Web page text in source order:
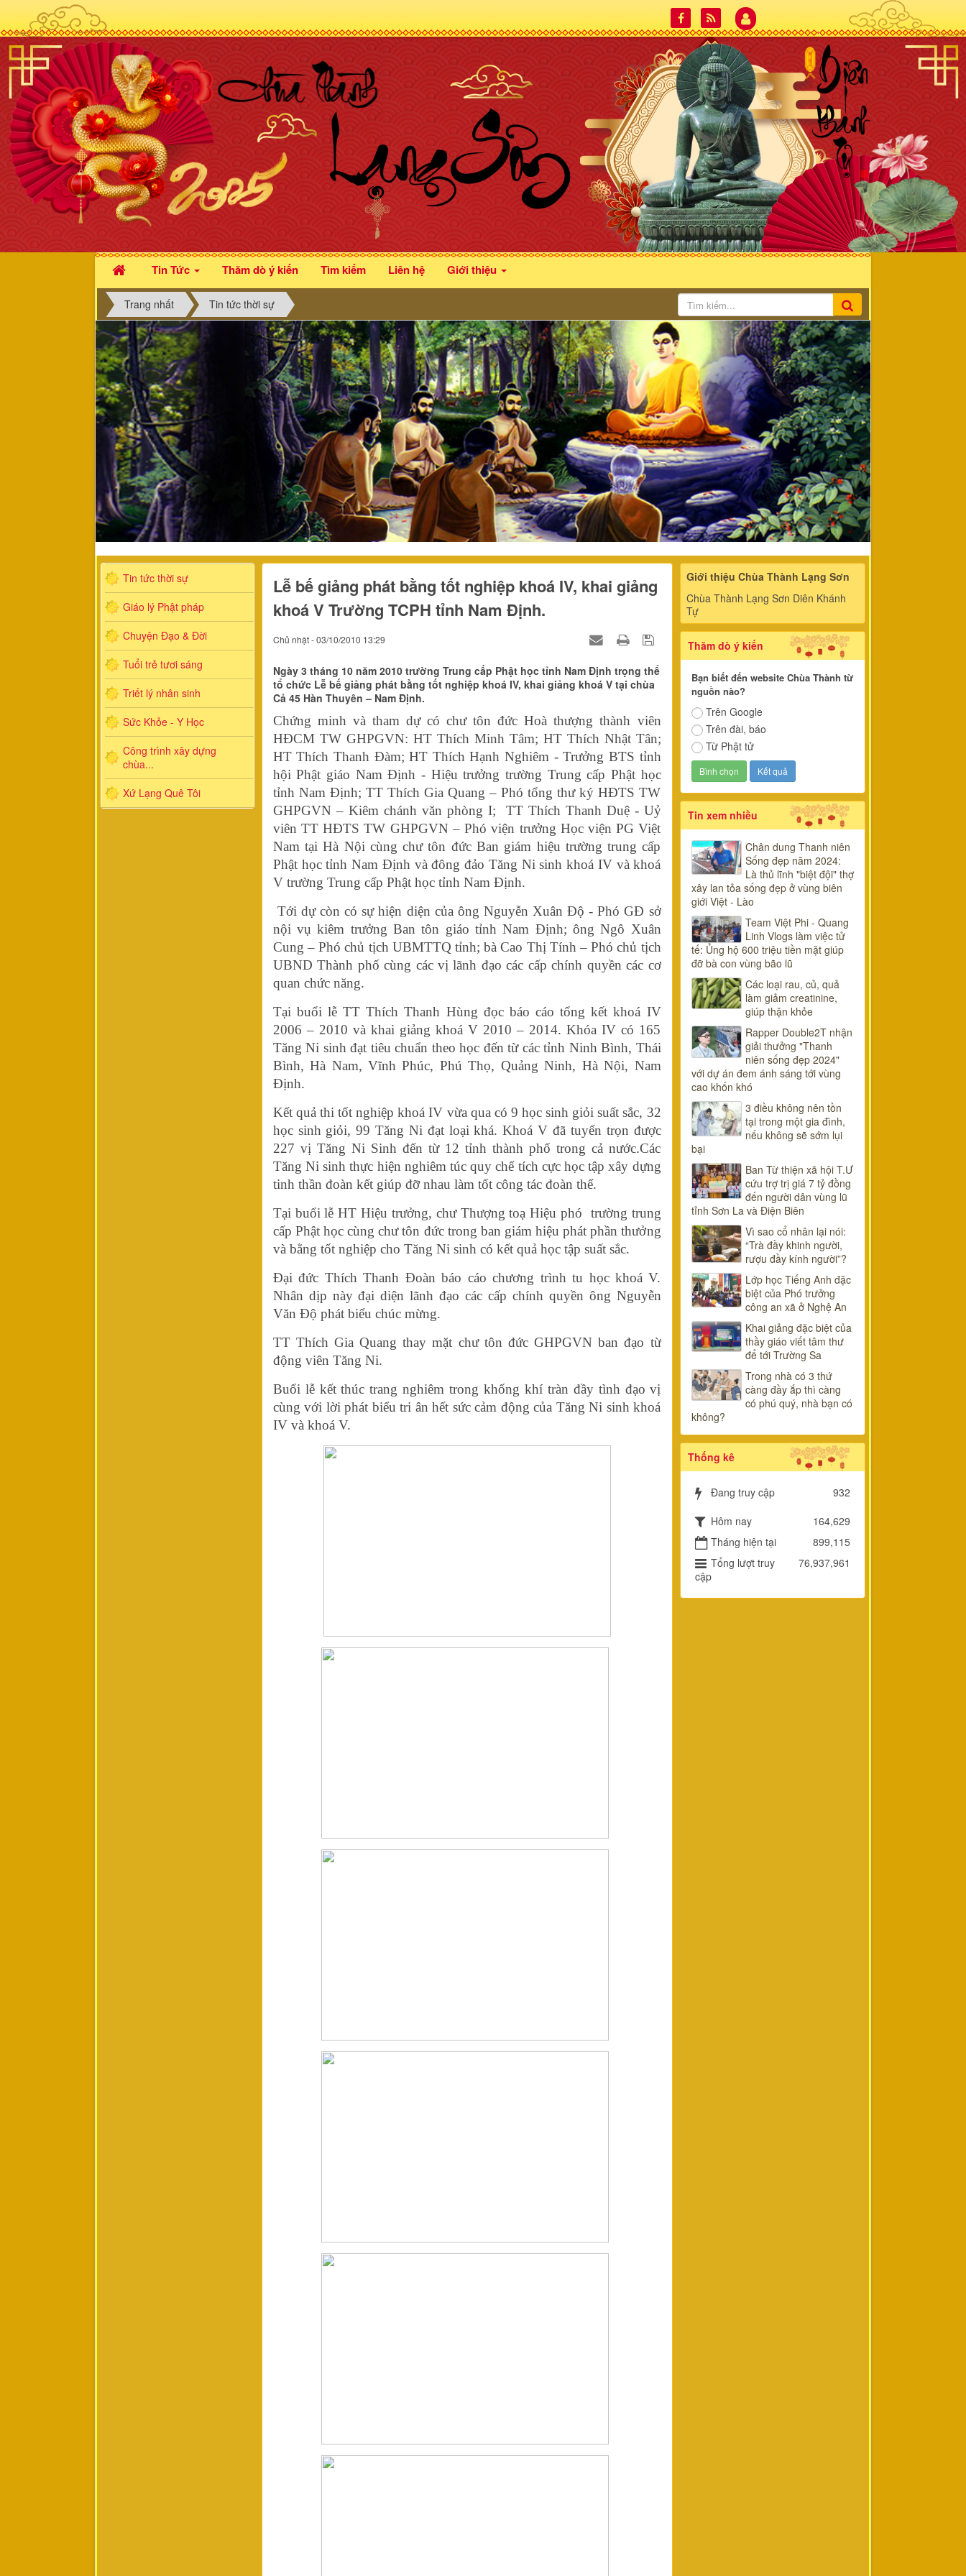
Tin Tức Thăm dò ý kiến Tìm kiếm Liên hệ Giới thiệu
Trang nhất Tin tức thời sự
Lễ bế giảng phát bằng tốt nghiệp khoá IV, khai giảng
khoá V Trường TCPH tỉnh Nam Định.
Chủ nhật - 03/10/2010 13:29
Ngày 3 tháng 10 năm 2010 trường Trung cấp Phật học tỉnh Nam Định trọng thể
tổ chức Lễ bế giảng phát bằng tốt nghiệp khoá IV, khai giảng khoá V tại chùa
Cả 45 Hàn Thuyên – Nam Định.
Chứng minh và tham dự có chư tôn đức Hoà thượng thành viên
HĐCM TW GHPGVN: HT Thích Minh Tâm; HT Thích Nhật Tân;
HT Thích Thanh Đàm; HT Thích Hạnh Nghiêm - Trưởng BTS tỉnh
hội Phật giáo Nam Định - Hiệu trưởng trường Trung cấp Phật học
tỉnh Nam Định; TT Thích Gia Quang – Phó tổng thư ký HĐTS TW
GHPGVN – Kiêm chánh văn phòng I; TT Thích Thanh Duệ - Uỷ
viên TT HĐTS TW GHPGVN – Phó viện trưởng Học viện PG Việt
Nam tại Hà Nội cùng chư tôn đức Ban giám hiệu trường trung cấp
Phật học tỉnh Nam Định và đông đảo Tăng Ni sinh khoá IV và khoá
V trường Trung cấp Phật học tỉnh Nam Định.
Tới dự còn có sự hiện diện của ông Nguyễn Xuân Độ - Phó GĐ sở
nội vụ kiêm trưởng Ban tôn giáo tỉnh Nam Định; ông Ngô Xuân
Cung – Phó chủ tịch UBMTTQ tỉnh; bà Cao Thị Tính – Phó chủ tịch
UBND Thành phố cùng các vị lãnh đạo các cấp chính quyền các cơ
quan chức năng.
Tại buổi lễ TT Thích Thanh Hùng đọc báo cáo tổng kết khoá IV
2006 – 2010 và khai giảng khoá V 2010 – 2014. Khóa IV có 165
Tăng Ni sinh đạt tiêu chuẩn theo học đến từ các tỉnh Ninh Bình, Thái
Bình, Hà Nam, Vĩnh Phúc, Phú Thọ, Quảng Ninh, Hà Nội, Nam
Định.
Kết quả thi tốt nghiệp khoá IV vừa qua có 9 học sinh giỏi suất sắc, 32
học sinh giỏi, 99 Tăng Ni đạt loại khá. Khoá V đã tuyển trọn được
227 vị Tăng Ni Sinh đến từ 12 tỉnh thành phố trong cả nước.Các
Tăng Ni sinh thực hiện nghiêm túc quy chế tích cực học tập xây dựng
tinh thần đoàn kết giúp đỡ nhau làm tốt công tác đoàn thể.
Tại buổi lễ HT Hiệu trưởng, chư Thượng toạ Hiệu phó trường trung
cấp Phật học cùng chư tôn đức trong ban giám hiệu phát phần thưởng
và bằng tốt nghiệp cho Tăng Ni sinh có kết quả học tập suất sắc.
Đại đức Thích Thanh Đoàn báo cáo chương trình tu học khoá V.
Nhân dịp này đại diện lãnh đạo các cấp chính quyền ông Nguyễn
Văn Độ phát biểu chúc mừng.
TT Thích Gia Quang thay mặt chư tôn đức GHPGVN ban đạo từ
động viên Tăng Ni.
Buổi lễ kết thúc trang nghiêm trong khống khí tràn đầy tình đạo vị
cùng với lời phát biểu tri ân hết sức cảm động của Tăng Ni sinh khoá
IV và khoá V.
Giới thiệu Chùa Thành Lạng Sơn
Chùa Thành Lạng Sơn Diên Khánh
Tự
Thăm dò ý kiến
Bạn biết đến website Chùa Thành từ
nguồn nào?
Trên Google
Trên đài, báo
Từ Phật tử
Tin xem nhiều
Chân dung Thanh niên
Sống đẹp năm 2024:
Là thủ lĩnh "biệt đội" thợ
xây lan tỏa sống đẹp ở vùng biên
giới Việt - Lào
Team Việt Phi - Quang
Linh Vlogs làm việc tử
tế: Ủng hộ 600 triệu tiền mặt giúp
đỡ bà con vùng bão lũ
Các loại rau, củ, quả
làm giảm creatinine,
giúp thận khỏe
Rapper Double2T nhận
giải thưởng "Thanh
niên sống đẹp 2024"
với dự án đem ánh sáng tới vùng
cao khốn khó
3 điều không nên tồn
tại trong một gia đình,
nếu không sẽ sớm lụi
bại
Ban Từ thiện xã hội T.Ư
cứu trợ trị giá 7 tỷ đồng
đến người dân vùng lũ
tỉnh Sơn La và Điện Biên
Vì sao cổ nhân lại nói:
“Trà đầy khinh người,
rượu đầy kính người”?
Lớp học Tiếng Anh đặc
biệt của Phó trưởng
công an xã ở Nghệ An
Khai giảng đặc biệt của
thầy giáo viết tâm thư
để tới Trường Sa
Trong nhà có 3 thứ
càng đầy ắp thì càng
có phú quý, nhà bạn có
không?
Thống kê
Đang truy cập
932
Hôm nay
164,629
Tháng hiện tại
899,115
Tổng lượt truy
cập
76,937,961
Tin tức thời sự
Giáo lý Phật pháp
Chuyện Đạo & Đời
Tuổi trẻ tươi sáng
Triết lý nhân sinh
Sức Khỏe - Y Học
Công trình xây dựng
chùa...
Xứ Lạng Quê Tôi